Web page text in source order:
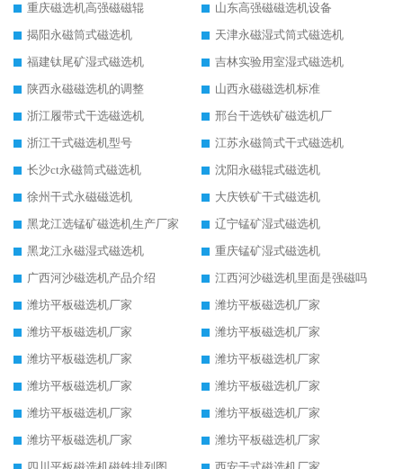
重庆磁选机高强磁磁辊
山东高强磁磁选机设备
揭阳永磁筒式磁选机
天津永磁湿式筒式磁选机
福建钛尾矿湿式磁选机
吉林实验用室湿式磁选机
陕西永磁磁选机的调整
山西永磁磁选机标准
浙江履带式干选磁选机
邢台干选铁矿磁选机厂
浙江干式磁选机型号
江苏永磁筒式干式磁选机
长沙ct永磁筒式磁选机
沈阳永磁辊式磁选机
徐州干式永磁磁选机
大庆铁矿干式磁选机
黑龙江选锰矿磁选机生产厂家
辽宁锰矿湿式磁选机
黑龙江永磁湿式磁选机
重庆锰矿湿式磁选机
广西河沙磁选机产品介绍
江西河沙磁选机里面是强磁吗
潍坊平板磁选机厂家
潍坊平板磁选机厂家
潍坊平板磁选机厂家
潍坊平板磁选机厂家
潍坊平板磁选机厂家
潍坊平板磁选机厂家
潍坊平板磁选机厂家
潍坊平板磁选机厂家
潍坊平板磁选机厂家
潍坊平板磁选机厂家
潍坊平板磁选机厂家
潍坊平板磁选机厂家